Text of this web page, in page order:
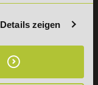
Details zeigen